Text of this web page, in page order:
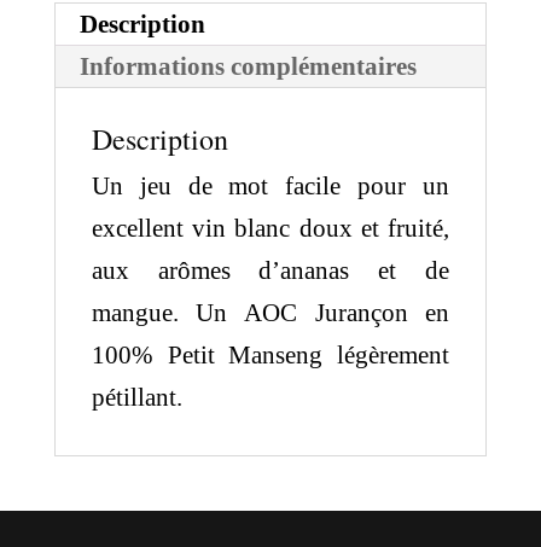
Description
Informations complémentaires
Description
Un jeu de mot facile pour un
excellent vin blanc doux et fruité,
aux arômes d’ananas et de
mangue. Un AOC Jurançon en
100% Petit Manseng légèrement
pétillant.